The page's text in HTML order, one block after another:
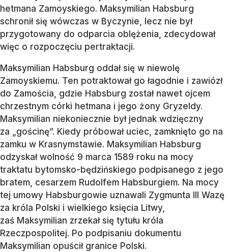
hetmana Zamoyskiego. Maksymilian Habsburg
schronił się wówczas w Byczynie, lecz nie był
przygotowany do odparcia oblężenia, zdecydował
więc o rozpoczęciu pertraktacji.
Maksymilian Habsburg oddał się w niewolę
Zamoyskiemu. Ten potraktował go łagodnie i zawiózł
do Zamościa, gdzie Habsburg został nawet ojcem
chrzestnym córki hetmana i jego żony Gryzeldy.
Maksymilian niekoniecznie był jednak wdzięczny
za „gościnę”. Kiedy próbował uciec, zamknięto go na
zamku w Krasnymstawie. Maksymilian Habsburg
odzyskał wolność 9 marca 1589 roku na mocy
traktatu bytomsko-będzińskiego podpisanego z jego
bratem, cesarzem Rudolfem Habsburgiem. Na mocy
tej umowy Habsburgowie uznawali Zygmunta III Wazę
za króla Polski i wielkiego księcia Litwy,
zaś Maksymilian zrzekał się tytułu króla
Rzeczpospolitej. Po podpisaniu dokumentu
Maksymilian opuścił granice Polski.